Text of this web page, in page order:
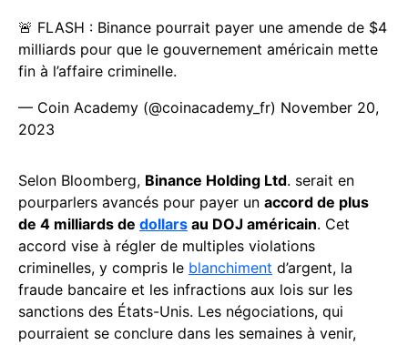
🚨 FLASH : Binance pourrait payer une amende de $4
milliards pour que le gouvernement américain mette
fin à l’affaire criminelle.
— Coin Academy (@coinacademy_fr) November 20,
2023
Selon Bloomberg, Binance Holding Ltd. serait en
pourparlers avancés pour payer un accord de plus
de 4 milliards de dollars au DOJ américain. Cet
accord vise à régler de multiples violations
criminelles, y compris le blanchiment d’argent, la
fraude bancaire et les infractions aux lois sur les
sanctions des États-Unis. Les négociations, qui
pourraient se conclure dans les semaines à venir,